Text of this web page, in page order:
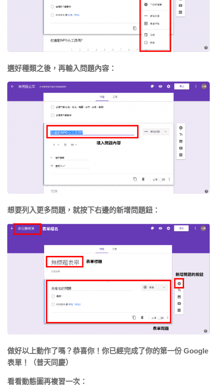
選好種類之後，再輸入問題內容：
想要列入更多問題，就按下右邊的新增問題鈕：
做好以上動作了嗎？恭喜你！你已經完成了你的第一份 Google
表單！（普天同慶）
看看動態圖再複習一次：